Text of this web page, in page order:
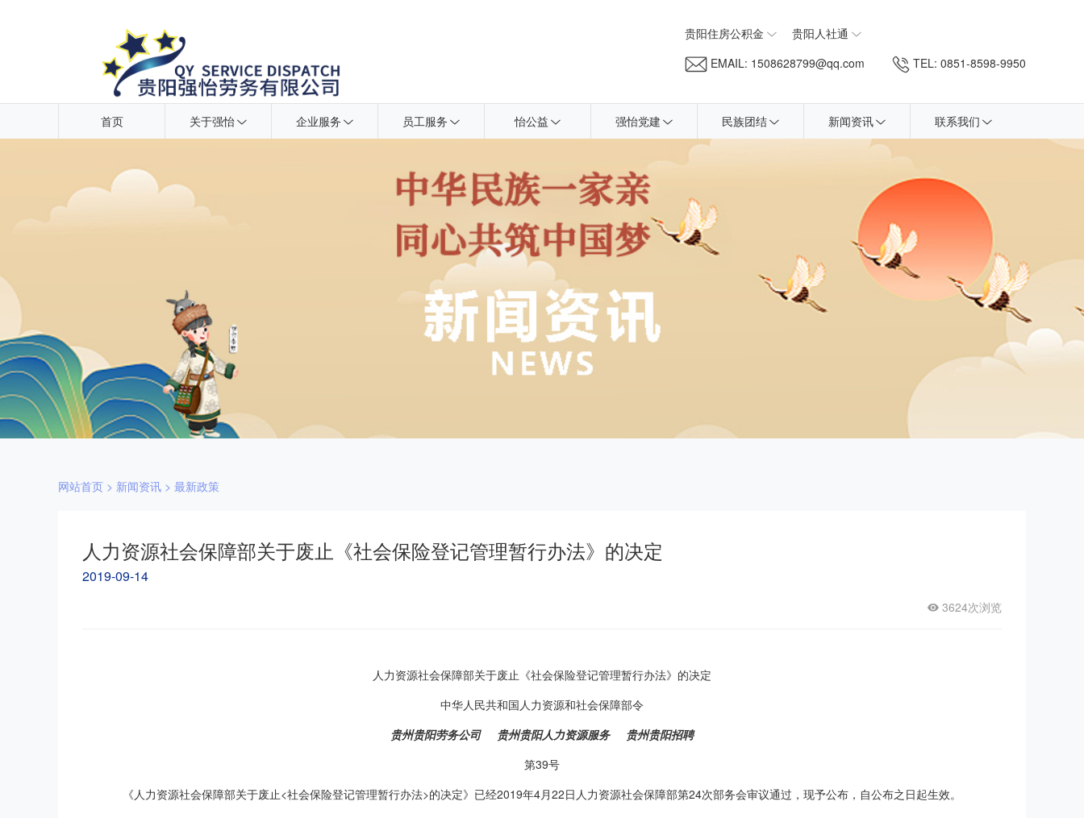
贵阳住房公积金
贵阳人社通
EMAIL: 1508628799@qq.com
TEL: 0851-8598-9950
首页 关于强怡 企业服务 员工服务 怡公益 强怡党建 民族团结 新闻资讯 联系我们
网站首页 > 新闻资讯 > 最新政策
人力资源社会保障部关于废止《社会保险登记管理暂行办法》的决定
2019-09-14
3624次浏览
人力资源社会保障部关于废止《社会保险登记管理暂行办法》的决定
中华人民共和国人力资源和社会保障部令
贵州贵阳劳务公司
贵州贵阳人力资源服务
贵州贵阳招聘
第39号
《人力资源社会保障部关于废止<社会保险登记管理暂行办法>的决定》已经2019年4月22日人力资源社会保障部第24次部务会审议通过，现予公布，自公布之日起生效。